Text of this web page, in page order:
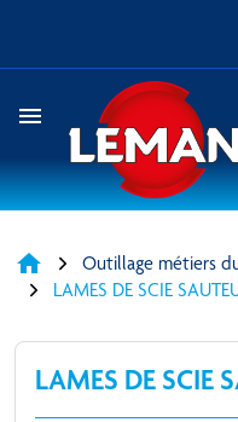
menu
home
Outillage métiers
LAMES DE SCIE
LAMES DE SCIE